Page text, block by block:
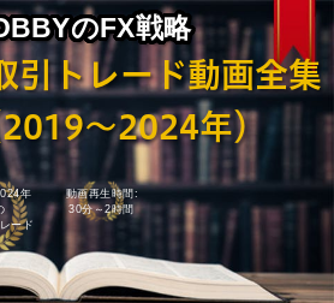
のFX戦略
引トレード動画全集
～2024年）
年
ード
動画再生時間:
30分～2時間